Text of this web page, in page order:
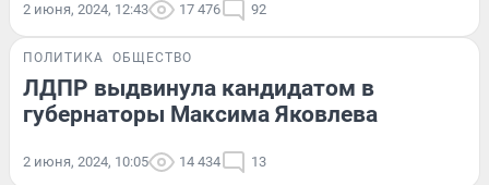
2 июня, 2024, 12:43 17 476 92
ПОЛИТИКА ОБЩЕСТВО
ЛДПР выдвинула кандидатом в
губернаторы Максима Яковлева
2 июня, 2024, 10:05 14 434 13